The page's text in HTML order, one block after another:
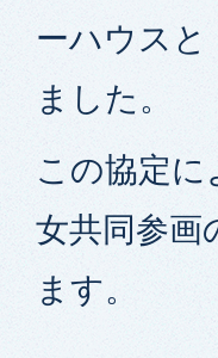
ーハウスと
ました。
この協定
女共同参画
ます。